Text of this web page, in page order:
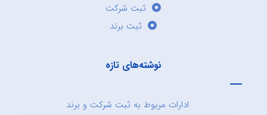
ثبت شرکت
ثبت برند
نوشته‌های تازه
ادارات مربوط به ثبت شرکت و برند